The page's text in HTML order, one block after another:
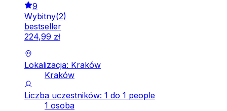
9
Wybitny(2)
bestseller
224,99 zł
Lokalizacja: Kraków
Kraków
Liczba uczestników: 1 do 1 people
1 osoba